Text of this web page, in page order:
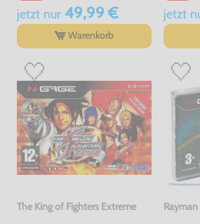
jetzt nur49,99 €
Warenkorb
jetzt
The King of Fighters Extreme
Rayman